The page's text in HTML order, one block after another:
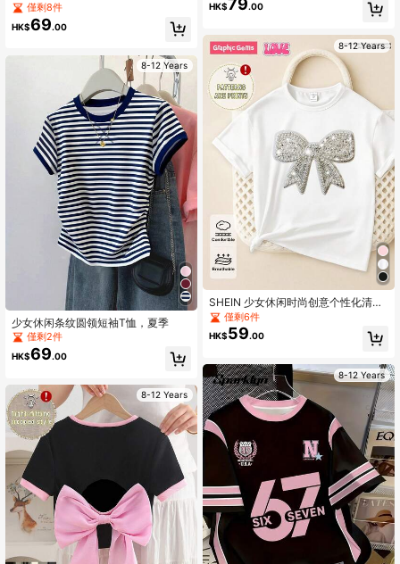
风 僅剩8件
HK$69.00
8-12 Years
少女休闲条纹圆领短袖T恤，夏季
僅剩2件
HK$69.00
8-12 Years
HK$79.00
8-12 Years
SHEIN 少女休闲时尚创意个性化清新
简约闪亮蝴蝶结装饰字母标语印花基
础款白色T恤，舒适日常穿着，适合
春、夏、秋季
僅剩6件
HK$59.00
8-12 Years